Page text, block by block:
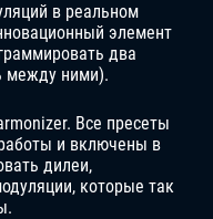
в реальном
элемент
два
между ними).
Все пресеты
и включены в
дилеи,
которые так